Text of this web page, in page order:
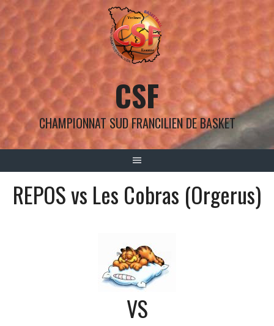
Aller
au
CSF
CHAMPIONNAT SUD FRANCILIEN DE BASKET
REPOS vs Les Cobras (Orgerus)
VS